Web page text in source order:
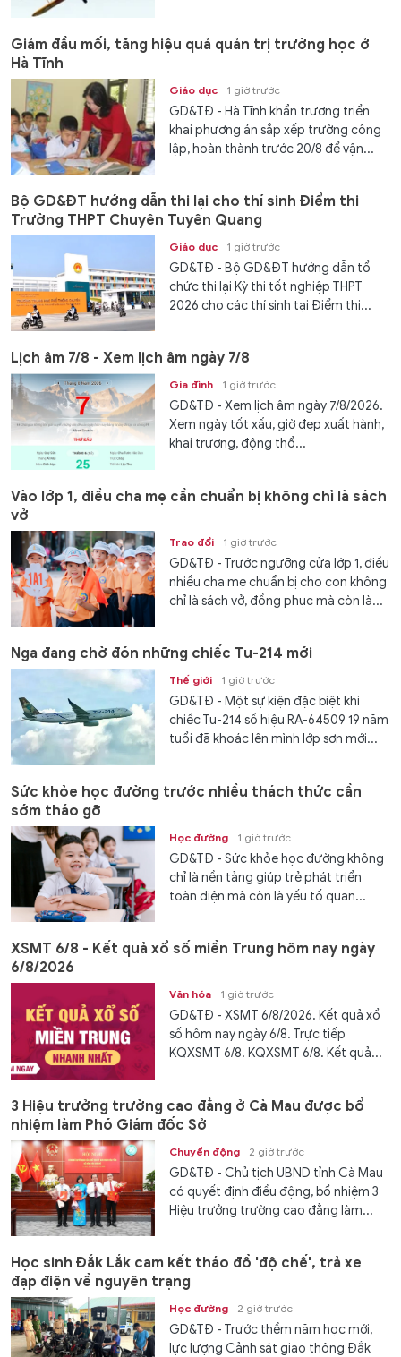
Giảm đầu mối, tăng hiệu quả quản trị trường học ở
Hà Tĩnh
Giáo dục 1 giờ trước
GD&TĐ - Hà Tĩnh khẩn trương triển
khai phương án sắp xếp trường công
lập, hoàn thành trước 20/8 để vận...
Bộ GD&ĐT hướng dẫn thi lại cho thí sinh Điểm thi
Trường THPT Chuyên Tuyên Quang
Giáo dục 1 giờ trước
GD&TĐ - Bộ GD&ĐT hướng dẫn tổ
chức thi lại Kỳ thi tốt nghiệp THPT
2026 cho các thí sinh tại Điểm thi...
Lịch âm 7/8 - Xem lịch âm ngày 7/8
Gia đình 1 giờ trước
GD&TĐ - Xem lịch âm ngày 7/8/2026.
Xem ngày tốt xấu, giờ đẹp xuất hành,
khai trương, động thổ...
Vào lớp 1, điều cha mẹ cần chuẩn bị không chỉ là sách
vở
Trao đổi 1 giờ trước
GD&TĐ - Trước ngưỡng cửa lớp 1, điều
nhiều cha mẹ chuẩn bị cho con không
chỉ là sách vở, đồng phục mà còn là...
Nga đang chờ đón những chiếc Tu-214 mới
Thế giới 1 giờ trước
GD&TĐ - Một sự kiện đặc biệt khi
chiếc Tu-214 số hiệu RA-64509 19 năm
tuổi đã khoác lên mình lớp sơn mới...
Sức khỏe học đường trước nhiều thách thức cần
sớm tháo gỡ
Học đường 1 giờ trước
GD&TĐ - Sức khỏe học đường không
chỉ là nền tảng giúp trẻ phát triển
toàn diện mà còn là yếu tố quan...
XSMT 6/8 - Kết quả xổ số miền Trung hôm nay ngày
6/8/2026
Văn hóa 1 giờ trước
GD&TĐ - XSMT 6/8/2026. Kết quả xổ
số hôm nay ngày 6/8. Trực tiếp
KQXSMT 6/8. KQXSMT 6/8. Kết quả...
3 Hiệu trưởng trường cao đẳng ở Cà Mau được bổ
nhiệm làm Phó Giám đốc Sở
Chuyển động 2 giờ trước
GD&TĐ - Chủ tịch UBND tỉnh Cà Mau
có quyết định điều động, bổ nhiệm 3
Hiệu trưởng trường cao đẳng làm...
Học sinh Đắk Lắk cam kết tháo đồ 'độ chế', trả xe
đạp điện về nguyên trạng
Học đường 2 giờ trước
GD&TĐ - Trước thềm năm học mới,
lực lượng Cảnh sát giao thông Đắk